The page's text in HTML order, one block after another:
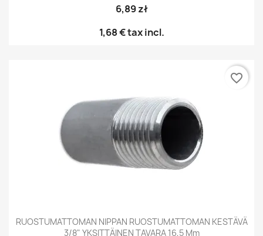
6,89 zł
1,68 €tax incl.
RUOSTUMATTOMAN NIPPAN RUOSTUMATTOMAN KESTÄVÄ
3/8" YKSITTÄINEN TAVARA 16,5 Mm
favorite_border